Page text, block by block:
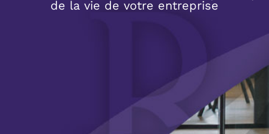
de la vie de votre entreprise